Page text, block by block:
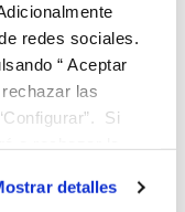
redes sociales.
“ Aceptar
las
Si
funcione y que
detalles